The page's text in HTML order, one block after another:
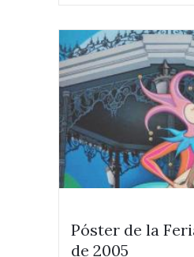
Póster de la
de 2005